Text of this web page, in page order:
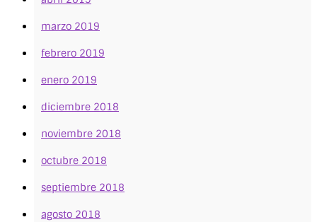
marzo 2019
febrero 2019
enero 2019
diciembre 2018
noviembre 2018
octubre 2018
septiembre 2018
agosto 2018